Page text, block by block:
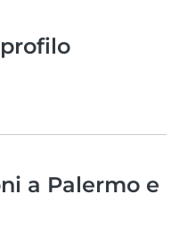
a Palermo e